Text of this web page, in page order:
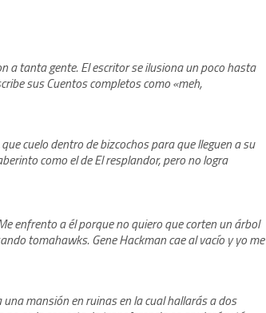
a tanta gente. El escritor se ilusiona un poco hasta
sus Cuentos completos como «meh,
cuelo dentro de bizcochos para que lleguen a su
como el de El resplandor, pero no logra
enfrento a él porque no quiero que corten un árbol
tomahawks. Gene Hackman cae al vacío y yo me
mansión en ruinas en la cual hallarás a dos